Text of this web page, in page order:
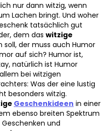
nur dann witzig, wenn
Lachen bringt. Und woher
tatsächlich gut
dem das witzige
soll, der muss auch Humor
auf sich? Humor ist,
natürlich ist Humor
bei witzigen
Was der eine lustig
besonders witzig.
Geschenkideen in einer
ebenso breiten Spektrum
und